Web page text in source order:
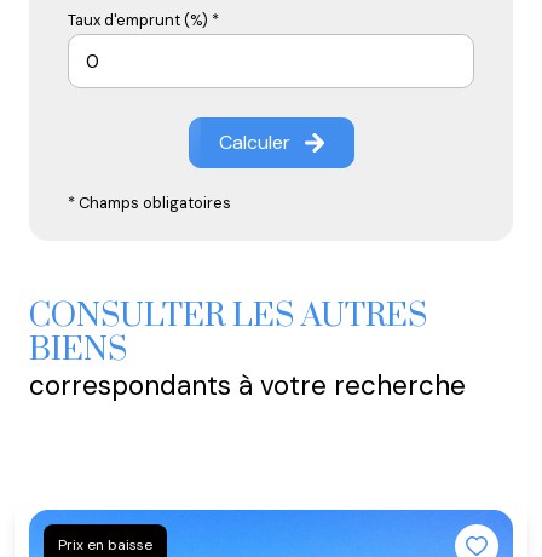
Taux d'emprunt (%) *
Calculer
* Champs obligatoires
CONSULTER LES AUTRES
BIENS
correspondants à votre recherche
Prix en baisse